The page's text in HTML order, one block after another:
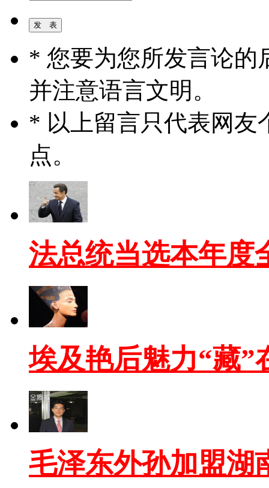
* 您要为您所发言论的
并注意语言文明。
* 以上留言只代表网友
点。
法总统当选本年度
埃及艳后魅力“藏”
毛泽东外孙加盟湖